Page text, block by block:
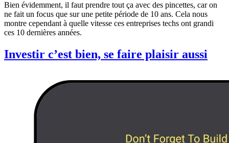
Bien évidemment, il faut prendre tout ça avec des pincettes, car on
ne fait un focus que sur une petite période de 10 ans. Cela nous
montre cependant à quelle vitesse ces entreprises techs ont grandi
ces 10 dernières années.
Investir c’est bien, se faire plaisir aussi